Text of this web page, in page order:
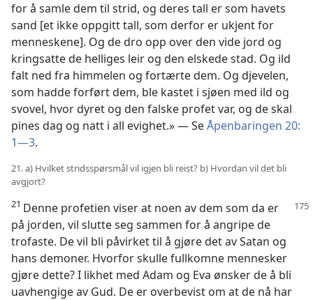
for å samle dem til strid, og deres tall er som havets
sand [et ikke oppgitt tall, som derfor er ukjent for
menneskene]. Og de dro opp over den vide jord og
kringsatte de helliges leir og den elskede stad. Og ild
falt ned fra himmelen og fortærte dem. Og djevelen,
som hadde forført dem, ble kastet i sjøen med ild og
svovel, hvor dyret og den falske profet var, og de skal
pines dag og natt i all evighet.» — SeÅpenbaringen 20:
1—3.
21. a) Hvilket stridsspørsmål vil igjen bli reist? b) Hvordan vil det bli
avgjort?
21 Denne profetien viser at noen av dem som da er
på jorden, vil slutte seg sammen for å angripe de
trofaste. De vil bli påvirket til å gjøre det av Satan og
hans demoner. Hvorfor skulle fullkomne mennesker
gjøre dette? I likhet med Adam og Eva ønsker de å bli
uavhengige av Gud. De er overbevist om at de nå har